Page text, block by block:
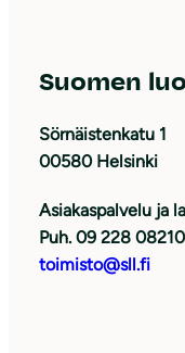
Suomen
Sörnäistenkatu 1
00580 Helsinki
Asiakaspalvelu ja
Puh. 09 228
toimisto@sll.fi